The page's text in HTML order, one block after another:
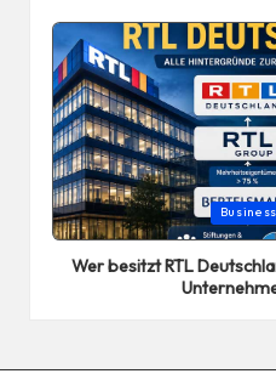
Posted
in
Business
Wer besitzt RTL